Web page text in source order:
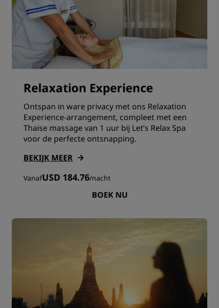
Relaxation Experience
Ontspan in ware privacy met ons Relaxation
Experience-arrangement, compleet met een
Thaise massage van 1 uur bij Let’s Relax Spa
voor de perfecte ontsnapping.
BEKIJK MEER
VanafUSD 184.76/nacht
BOEK NU